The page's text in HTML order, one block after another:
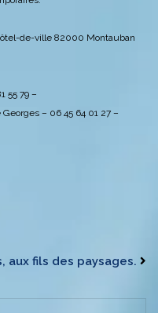
de-ville 82000 Montauban
55 79 –
– 06 45 64 01 27 –
aux fils des paysages.